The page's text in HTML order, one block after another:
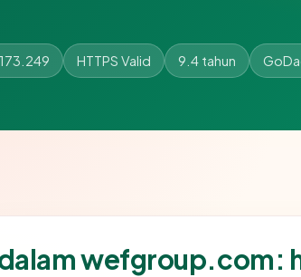
HTTPS Valid 9.4 tahun
wefgroup.com: